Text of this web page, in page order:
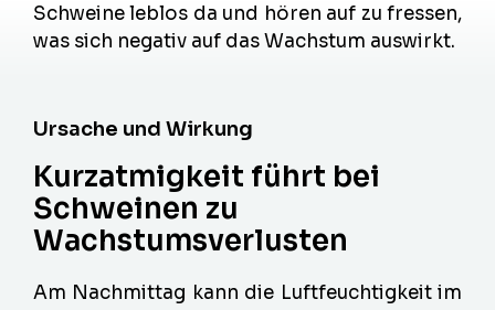
Schweine leblos da und hören auf zu fressen,
was sich negativ auf das Wachstum auswirkt.
Ursache und Wirkung
Kurzatmigkeit führt bei
Schweinen zu
Wachstumsverlusten
Am Nachmittag kann die Luftfeuchtigkeit im